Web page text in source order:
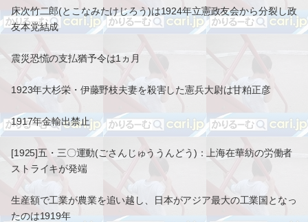
床次竹二郎(とこなみたけじろう)は1924年立憲政友会から分裂し政
友本党結成
震災恐慌の支払猶予令は1ヵ月
1923年大杉栄・伊藤野枝夫妻を殺害した憲兵大尉は甘粕正彦
1917年金輸出禁止
[1925]五・三〇運動(ごさんじゅううんどう)：上海在華紡の労働者
ストライキが発端
生産額で工業が農業を追い越し、日本がアジア最大の工業国となっ
たのは1919年